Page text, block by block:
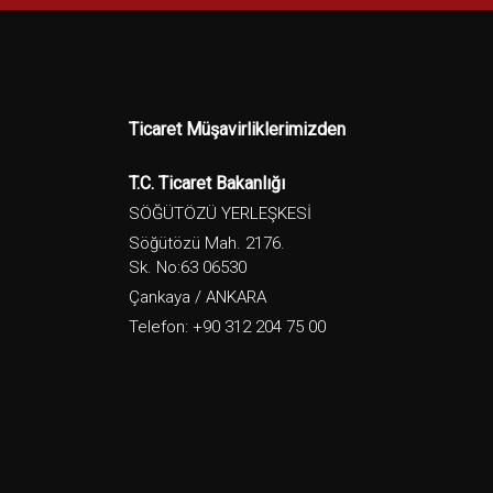
Ticaret Müşavirliklerimizden
T.C. Ticaret Bakanlığı
SÖĞÜTÖZÜ YERLEŞKESİ
Söğütözü Mah. 2176.
Sk. No:63 06530
Çankaya / ANKARA
Telefon: +90 312 204 75 00